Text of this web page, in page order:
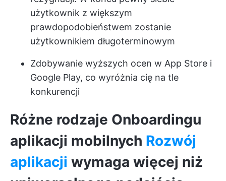
użytkownik z większym
prawdopodobieństwem zostanie
użytkownikiem długoterminowym
Zdobywanie wyższych ocen w App Store i
Google Play, co wyróżnia cię na tle
konkurencji
Różne rodzaje Onboardingu
aplikacji mobilnych Rozwój
aplikacji wymaga więcej niż